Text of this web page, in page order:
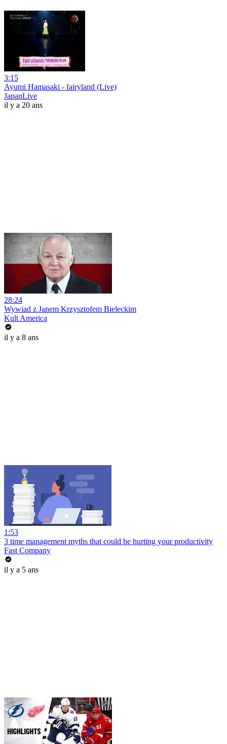
3:15
Ayumi Hamasaki - fairyland (Live)
JapanLive
il y a 20 ans
28:24
Wywiad z Janem Krzysztofem Bieleckim
Kult America
il y a 8 ans
1:53
3 time management myths that could be hurting your productivity
Fast Company
il y a 5 ans